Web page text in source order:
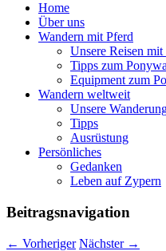
Home
Über uns
Wandern mit Pferd
Unsere Reisen mit
Tipps zum
Equipment zum
Wandern weltweit
Unsere
Tipps
Ausrüstung
Persönliches
Gedanken
Leben auf Zypern
Beitragsnavigation
← Vorheriger Nächster →